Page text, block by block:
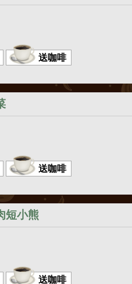
送咖啡
送咖啡
短小熊
送咖啡